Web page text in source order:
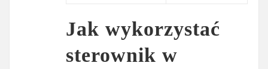
Jak wykorzystać
sterownik w